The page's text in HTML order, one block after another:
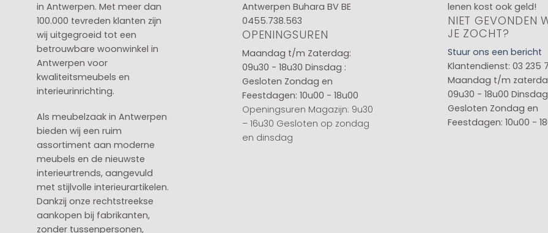
in Antwerpen. Met meer dan
100.000 tevreden klanten zijn
wij uitgegroeid tot een
betrouwbare woonwinkel in
Antwerpen voor
kwaliteitsmeubels en
interieurinrichting.
Als meubelzaak in Antwerpen
bieden wij een ruim
assortiment aan moderne
meubels en de nieuwste
interieurtrends, aangevuld
met stijlvolle interieurartikelen.
Dankzij onze rechtstreekse
aankopen bij fabrikanten,
zonder tussenpersonen,
Antwerpen Buhara BV BE
0455.738.563
OPENINGSUREN
Maandag t/m Zaterdag:
09u30 - 18u30 Dinsdag :
Gesloten Zondag en
Feestdagen: 10u00 - 18u00
Openingsuren Magazijn: 9u30
– 16u30 Gesloten op zondag
en dinsdag
lenen kost ook geld!
NIET GEVONDEN
JE ZOCHT?
Stuur ons een bericht
Klantendienst: 03 235
Maandag t/m
09u30 - 18u00
Gesloten Zondag en
Feestdagen: 10u00 -